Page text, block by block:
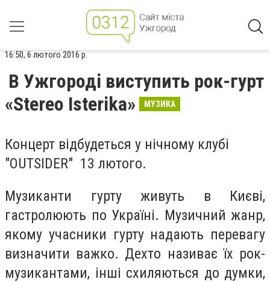
16:50, 6 лютого 2016 р.
В Ужгороді виступить рок-гурт
«Stereo Isterika»
МУЗИКА
Концерт відбудеться у нічному клубі
"OUTSIDER" 13 лютого.
Музиканти гурту живуть в Києві,
гастролюють по Україні. Музичний жанр,
якому учасники гурту надають перевагу
визначити важко. Дехто називає їх рок-
музикантами, інші схиляються до думки,